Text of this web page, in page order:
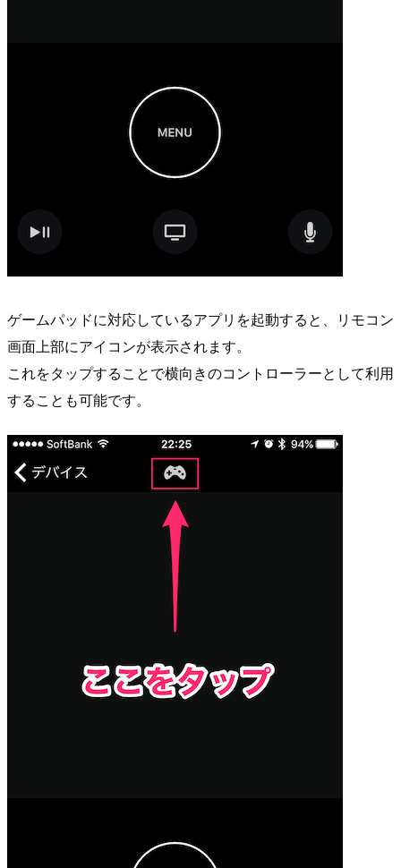
ゲームパッドに対応しているアプリを起動すると、リモコン
画面上部にアイコンが表示されます。
これをタップすることで横向きのコントローラーとして利用
することも可能です。